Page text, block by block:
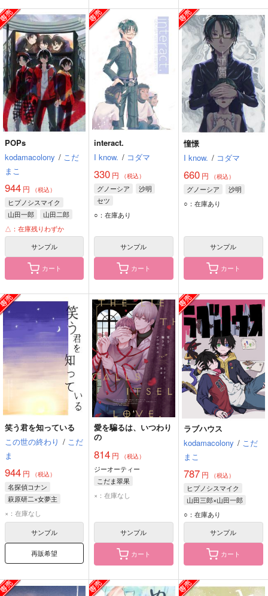
POPs
kodamacolony / こだ
まこ
944 円 （税込）
ヒプノシスマイク
山田一郎
山田二郎
山田三郎
△：在庫残りわずか
サンプル
カート
interact.
I know. / コダマ
330 円 （税込）
グノーシア
沙明
セツ
○：在庫あり
サンプル
カート
憧憬
I know. / コダマ
660円 （税込）
グノーシア
沙明
○：在庫あり
サンプル
カート
笑う君を知っている
この世の終わり / こだ
ま
944 円 （税込）
名探偵コナン
萩原研二×女夢主
萩原研二
×：在庫なし
サンプル
再販希望
愛を騙るは、いつわり
の
814 円 （税込）
ジーオーティー
こだま翠果
×：在庫なし
サンプル
カート
ラブハウス
kodamacolony / こだ
まこ
787円 （税込）
ヒプノシスマイク
山田三郎×山田一郎
山田一郎
○：在庫あり
サンプル
カート